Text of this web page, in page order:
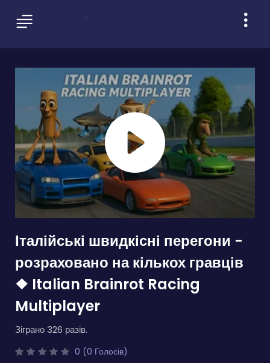
Італійські швидкісні перегони -
розраховано на кількох гравців
❖ Italian Brainrot Racing
Multiplayer
Зіграно 326 разів.
0 (0 Голосів)